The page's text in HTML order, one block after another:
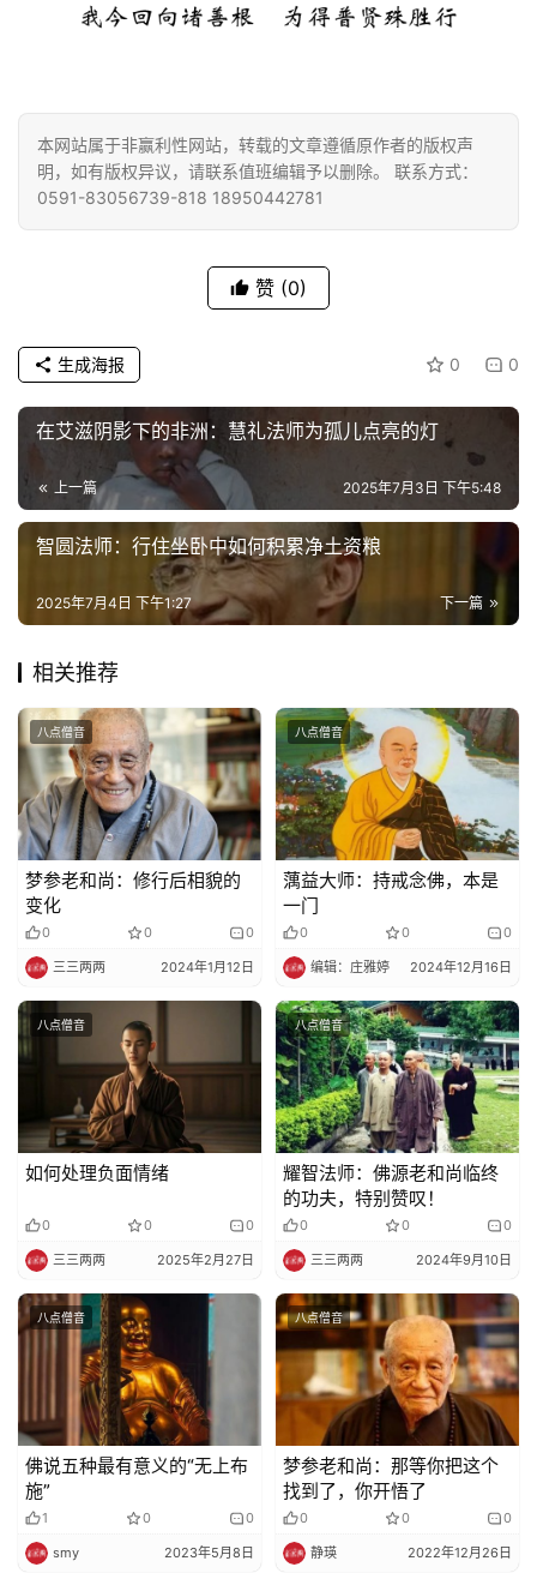
本网站属于非赢利性网站，转载的文章遵循原作者的版权声
明，如有版权异议，请联系值班编辑予以删除。 联系方式：
0591-83056739-818 18950442781
赞 (0)
0 0
生成海报
​​在艾滋阴影下的非洲：慧礼法师为孤儿点亮的灯​​
上一篇 2025年7月3日 下午5:48
智圆法师：行住坐卧中如何积累净土资粮
下一篇
2025年7月4日 下午1:27
相关推荐
八点僧音
梦参老和尚：修行后相貌的
变化
0 0 0
三三两两 2024年1月12日
八点僧音
蕅益大师：持戒念佛，本是
一门
0 0 0
编辑：庄雅婷 2024年12月16日
八点僧音
如何处理负面情绪
0 0 0
三三两两 2025年2月27日
八点僧音
耀智法师：佛源老和尚临终
的功夫，特别赞叹！
0 0 0
三三两两 2024年9月10日
八点僧音
佛说五种最有意义的“无上布
施”
1 0 0
smy 2023年5月8日
八点僧音
梦参老和尚：那等你把这个
找到了，你开悟了
0 0 0
静瑛 2022年12月26日